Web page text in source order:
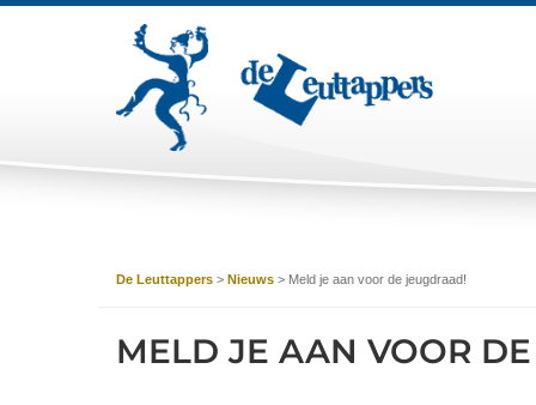
De Leuttappers > Nieuws > Meld je aan voor de jeugdraad!
MELD JE AAN VOOR